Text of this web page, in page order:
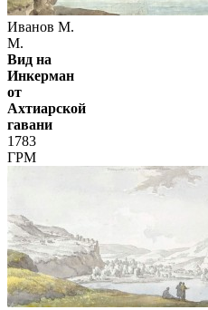
Иванов М.
М.
Вид на
Инкерман
от
Ахтиарской
гавани
1783
ГРМ